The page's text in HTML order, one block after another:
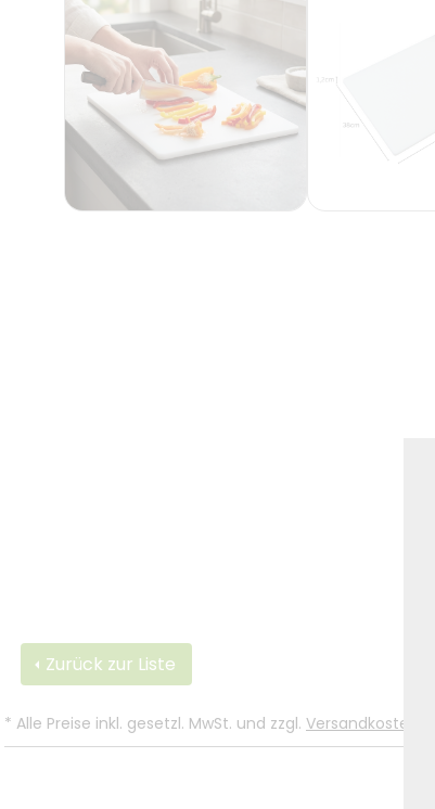
Zurück zur Liste
* Alle Preise inkl. gesetzl. MwSt. und zzgl. Versandkosten